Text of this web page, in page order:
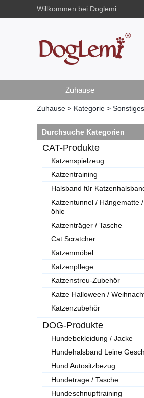
Willkommen bei Doglemi
Zuhause
Zuhause > Kategorie > Sonstiges
Durchsuche Kategorien
CAT-Produkte
Katzenspielzeug
Katzentraining
Halsband für
Katzentunnel / Hängematte
öhle
Katzenträger / Tasche
Cat Scratcher
Katzenmöbel
Katzenpflege
Katzenstreu-Zubehör
Katze Halloween /
Katzenzubehör
DOG-Produkte
Hundebekleidung / Jacke
Hundehalsband Leine
Hund Autositzbezug
Hundetrage / Tasche
Hundeschnupftraining